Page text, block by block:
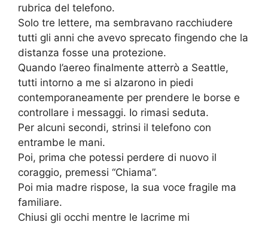
rubrica del telefono.
Solo tre lettere, ma sembravano racchiudere
tutti gli anni che avevo sprecato fingendo che la
distanza fosse una protezione.
Quando l’aereo finalmente atterrò a Seattle,
tutti intorno a me si alzarono in piedi
contemporaneamente per prendere le borse e
controllare i messaggi. Io rimasi seduta.
Per alcuni secondi, strinsi il telefono con
entrambe le mani.
Poi, prima che potessi perdere di nuovo il
coraggio, premessi “Chiama”.
Poi mia madre rispose, la sua voce fragile ma
familiare.
Chiusi gli occhi mentre le lacrime mi